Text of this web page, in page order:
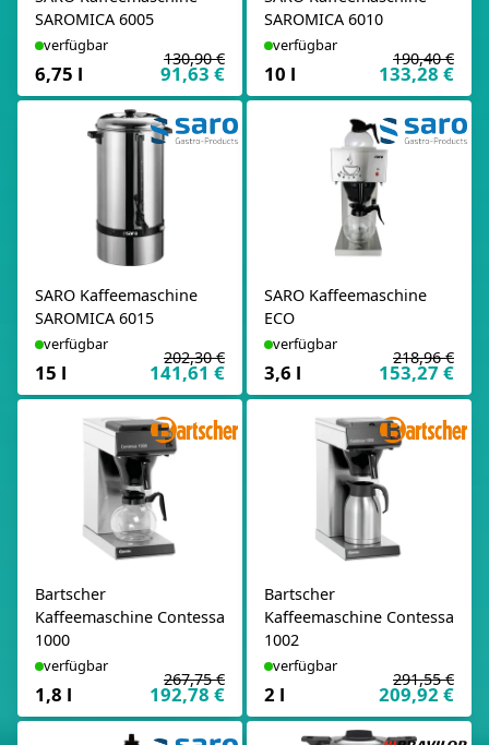
SAROMICA 6005
verfügbar
6,75 l
130,90 €
91,63 €
SAROMICA 6010
verfügbar
10 l
190,40 €
133,28 €
SARO Kaffeemaschine
SAROMICA 6015
verfügbar
15 l
202,30 €
141,61 €
SARO Kaffeemaschine
ECO
verfügbar
3,6 l
218,96 €
153,27 €
Bartscher
Kaffeemaschine Contessa
1000
verfügbar
1,8 l
267,75 €
192,78 €
Bartscher
Kaffeemaschine Contessa
1002
verfügbar
2 l
291,55 €
209,92 €